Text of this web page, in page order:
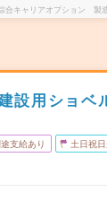
合キャリアオプション 製
設用ショベ
支給あり 土日祝